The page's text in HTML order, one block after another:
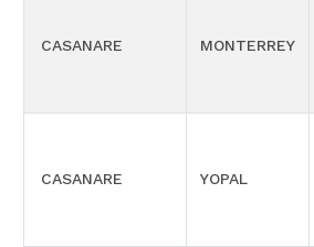
CASANARE MONTERREY
CASANARE YOPAL